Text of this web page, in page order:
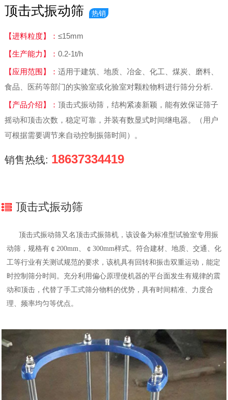
顶击式振动筛 热销
【进料粒度】： ≤15mm
【生产能力】： 0.2-1t/h
【应用范围】： 适用于建筑、地质、冶金、化工、煤炭、磨料、
食品、医药等部门的实验室或化验室对颗粒物料进行筛分分析.
【产品介绍】： 顶击式振动筛，结构紧凑新颖，能有效保证筛子
摇动和顶击次数，稳定可靠，并装有数显式时间继电器。（用户
可根据需要调节来自动控制振筛时间）。
销售热线: 18637334419
顶击式振动筛
顶击式振动筛又名顶击式振筛机，该设备为标准型试验室专用振
动筛，规格有￠200mm、￠300mm样式。符合建材、地质、交通、化
工等行业有关测试规范的要求，该机具有回转和振击双重运动，能定
时控制筛分时间。充分利用偏心原理使机器的平台面发生有规律的震
动和顶击，代替了手工式筛分物料的优势，具有时间精准、力度合
理、频率均匀等优点。